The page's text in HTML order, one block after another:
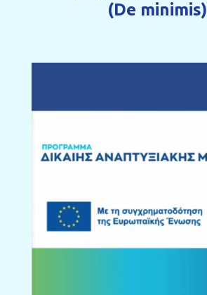
(De minimis)